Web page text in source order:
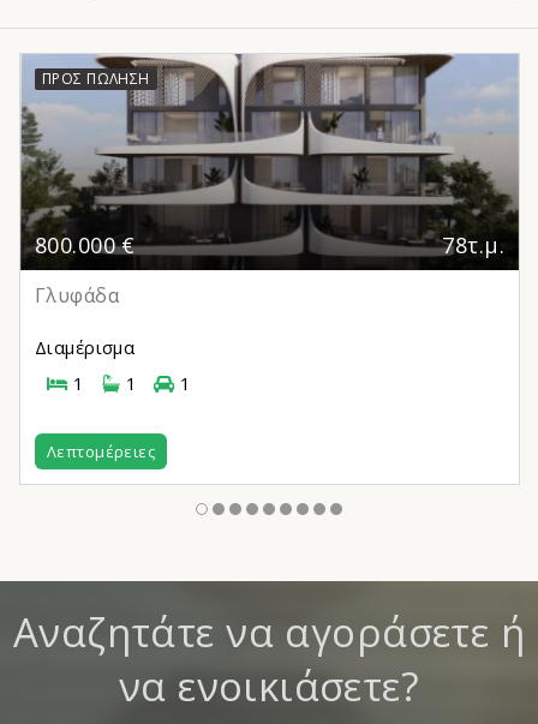
ΠΡΟΣ ΠΏΛΗΣΗ
800.000 € 78τ.μ.
Γλυφάδα
Διαμέρισμα
1
1 1
Λεπτομέρειες
Αναζητάτε να αγοράσετε ή
να ενοικιάσετε?